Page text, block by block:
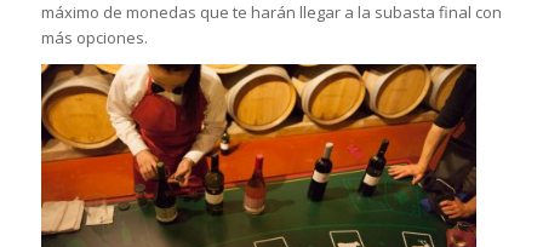
máximo de monedas que te harán llegar a la subasta final con
más opciones.